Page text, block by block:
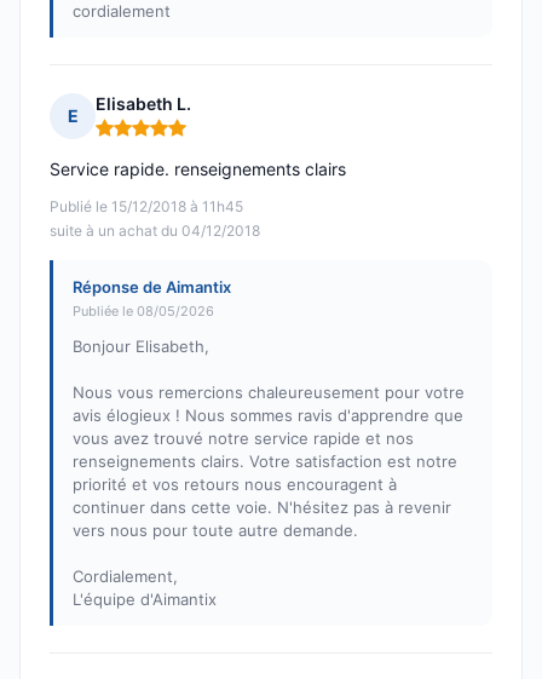
cordialement
E
Elisabeth L.
Note : 5 sur 5
Publié le 15/12/2018 à 11h45
suite à un achat du 04/12/2018
Service rapide. renseignements clairs
Réponse de Aimantix
Publiée le 08/05/2026
Bonjour Elisabeth,
Nous vous remercions chaleureusement pour votre
avis élogieux ! Nous sommes ravis d'apprendre que
vous avez trouvé notre service rapide et nos
renseignements clairs. Votre satisfaction est notre
priorité et vos retours nous encouragent à
continuer dans cette voie. N'hésitez pas à revenir
vers nous pour toute autre demande.
Cordialement,
L'équipe d'Aimantix